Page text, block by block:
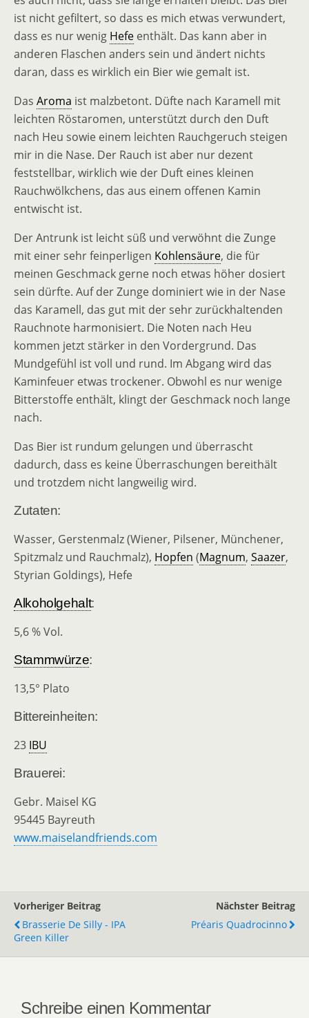
ist nicht gefiltert, so dass es mich etwas verwundert,
dass es nur wenig Hefe enthält. Das kann aber in
anderen Flaschen anders sein und ändert nichts
daran, dass es wirklich ein Bier wie gemalt ist.
Das Aroma ist malzbetont. Düfte nach Karamell mit
leichten Röstaromen, unterstützt durch den Duft
nach Heu sowie einem leichten Rauchgeruch steigen
mir in die Nase. Der Rauch ist aber nur dezent
feststellbar, wirklich wie der Duft eines kleinen
Rauchwölkchens, das aus einem offenen Kamin
entwischt ist.
Der Antrunk ist leicht süß und verwöhnt die Zunge
mit einer sehr feinperligen Kohlensäure, die für
meinen Geschmack gerne noch etwas höher dosiert
sein dürfte. Auf der Zunge dominiert wie in der Nase
das Karamell, das gut mit der sehr zurückhaltenden
Rauchnote harmonisiert. Die Noten nach Heu
kommen jetzt stärker in den Vordergrund. Das
Mundgefühl ist voll und rund. Im Abgang wird das
Kaminfeuer etwas trockener. Obwohl es nur wenige
Bitterstoffe enthält, klingt der Geschmack noch lange
nach.
Das Bier ist rundum gelungen und überrascht
dadurch, dass es keine Überraschungen bereithält
und trotzdem nicht langweilig wird.
Zutaten:
Wasser, Gerstenmalz (Wiener, Pilsener, Münchener,
Spitzmalz und Rauchmalz), Hopfen (Magnum, Saazer,
Styrian Goldings), Hefe
Alkoholgehalt:
5,6 % Vol.
Stammwürze:
13,5° Plato
Bittereinheiten:
23 IBU
Brauerei:
Gebr. Maisel KG
95445 Bayreuth
www.maiselandfriends.com
Vorheriger Beitrag
Brasserie De Silly - IPA
Green Killer
Nächster Beitrag
Préaris Quadrocinno
Schreibe einen Kommentar